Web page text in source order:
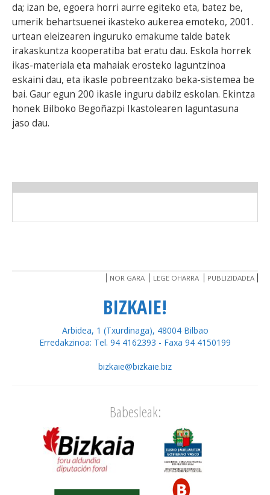
da; izan be, egoera horri aurre egiteko eta, batez be,
umerik behartsuenei ikasteko aukerea emoteko, 2001.
urtean eleizearen inguruko emakume talde batek
irakaskuntza kooperatiba bat eratu dau. Eskola horrek
ikas-materiala eta mahaiak erosteko laguntzinoa
eskaini dau, eta ikasle pobreentzako beka-sistemea be
bai. Gaur egun 200 ikasle inguru dabilz eskolan. Ekintza
honek Bilboko Begoñazpi Ikastolearen laguntasuna
jaso dau.
NOR GARA LEGE OHARRA PUBLIZIDADEA
BIZKAIE!
Arbidea, 1 (Txurdinaga), 48004 Bilbao
Erredakzinoa: Tel. 94 4162393 - Faxa 94 4150199
bizkaie@bizkaie.biz
Babesleak: